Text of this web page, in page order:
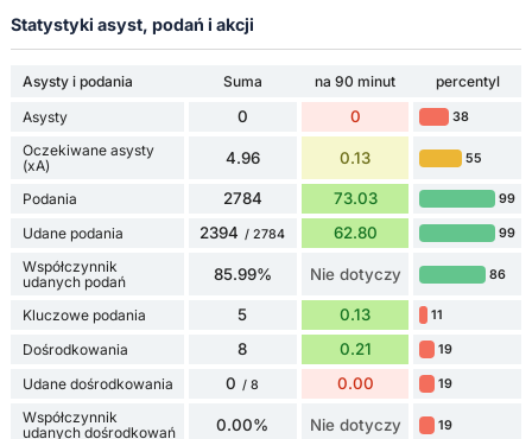
Statystyki asyst, podań i akcji
Asysty i podania Suma na 90 minut
percentyl
Asysty
0 0 38
Oczekiwane asysty
(xA)
4.96 0.13 55
Podania 2784 73.03 99
Udane podania 2394 / 2784 62.80 99
Współczynnik
udanych podań
85.99% Nie dotyczy 86
Kluczowe podania 5 0.13 11
Dośrodkowania 8 0.21 19
Udane dośrodkowania 0 / 8 0.00 19
Współczynnik
udanych dośrodkowań
0.00% Nie dotyczy 19